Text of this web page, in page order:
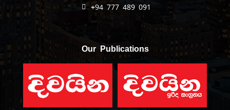
+94 777 489 091
Our Publications